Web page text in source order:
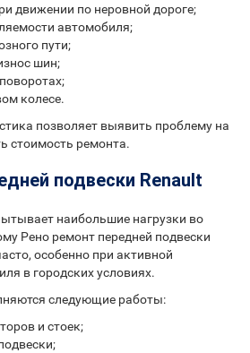
движении по неровной дороге;
автомобиля;
пути;
шин;
колесе.
позволяет выявить проблему на
стоимость ремонта.
подвески Renault
наибольшие нагрузки во
Рено ремонт передней подвески
особенно при активной
в городских условиях.
следующие работы:
и стоек;